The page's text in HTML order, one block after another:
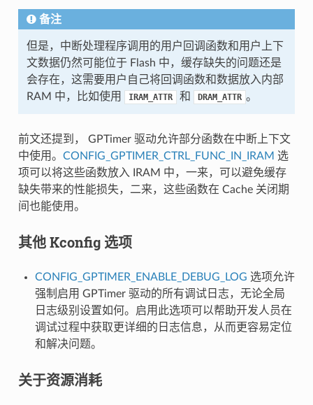
备注
但是，中断处理程序调用的用户回调函数和用户上下
文数据仍然可能位于 Flash 中，缓存缺失的问题还是
会存在，这需要用户自己将回调函数和数据放入内部
RAM 中，比如使用
IRAM_ATTR 和 DRAM_ATTR 。
前文还提到， GPTimer 驱动允许部分函数在中断上下文
中使用。 CONFIG_GPTIMER_CTRL_FUNC_IN_IRAM 选
项可以将这些函数放入 IRAM 中，一来，可以避免缓存
缺失带来的性能损失，二来，这些函数在 Cache 关闭期
间也能使用。
其他 Kconfig 选项
CONFIG_GPTIMER_ENABLE_DEBUG_LOG 选项允许
强制启用 GPTimer 驱动的所有调试日志，无论全局
日志级别设置如何。启用此选项可以帮助开发人员在
调试过程中获取更详细的日志信息，从而更容易定位
和解决问题。
关于资源消耗